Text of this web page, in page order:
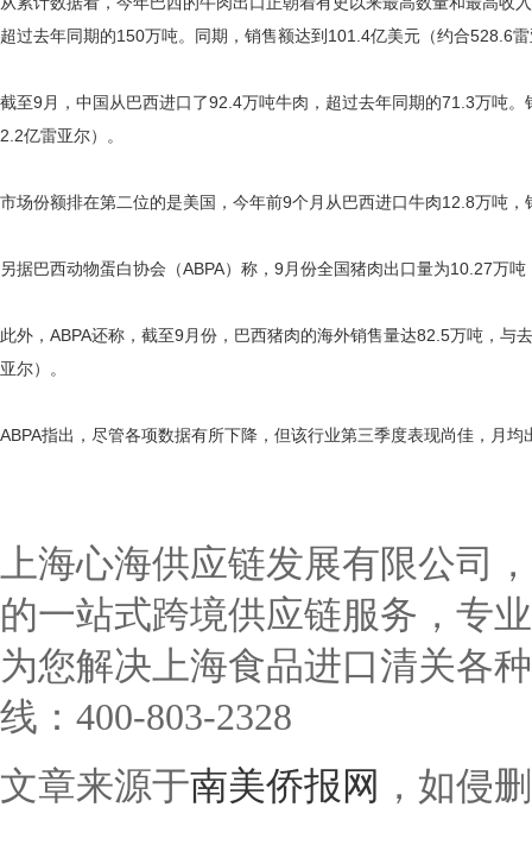
超过去年同期的150万吨。同期，销售额达到101.4亿美元（约合528.6
截至9月，中国从巴西进口了92.4万吨牛肉，超过去年同期的71.3万吨
2.2亿雷亚尔）。
市场份额排在第二位的是美国，今年前9个月从巴西进口牛肉12.8万吨
另据巴西动物蛋白协会（ABPA）称，9月份全国猪肉出口量为10.27万
此外，ABPA还称，截至9月份，巴西猪肉的海外销售量达82.5万吨，
亚尔）。
ABPA指出，尽管各项数据有所下降，但该行业第三季度表现尚佳，月
上海心海供应链发展有限公司
的一站式跨境供应链服务，专
为您解决上海食品进口清关各
线： 400-803-2328
文章来源于南美侨报网 ，如侵